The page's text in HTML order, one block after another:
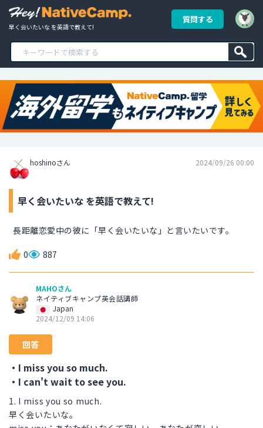
早く会いたいな を英語で教えて!
質問する
hoshinoさん 2024/09/26 00:00
早く会いたいな を英語で教えて!
長距離恋愛中の彼に「早く会いたいな」と言いたいです。
0 887
MAHOさん
ネイティブキャンプ英会話講師
Japan
2024/12/09 14:06
回答
・I miss you so much.
・I can't wait to see you.
1. I miss you so much.
早く会いたいな。